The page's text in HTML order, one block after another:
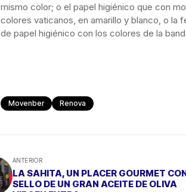
mismo color; o el papel higiénico que con
colores vaticanos, en amarillo y blanco, o
de papel higiénico con los colores de la
Movenber Renova
ANTERIOR
LA SAHITA, UN PLACER GOURMET
SELLO DE UN GRAN ACEITE DE OLIVA